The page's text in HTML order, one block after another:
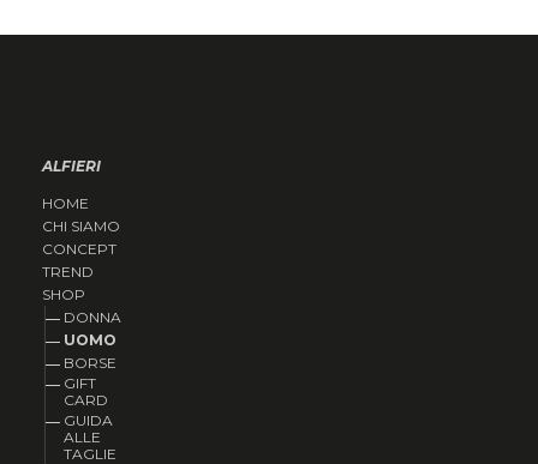
ALFIERI
HOME
CHI SIAMO
CONCEPT
TREND
SHOP
DONNA
UOMO
BORSE
GIFT
CARD
GUIDA
ALLE
TAGLIE